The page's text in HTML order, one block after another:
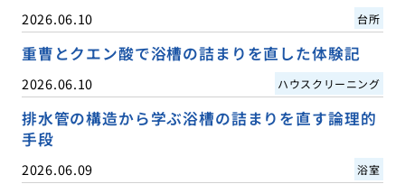
2026.06.10 台所
重曹とクエン酸で浴槽の詰まりを直した体験記
2026.06.10 ハウスクリーニング
排水管の構造から学ぶ浴槽の詰まりを直す論理的
手段
2026.06.09 浴室